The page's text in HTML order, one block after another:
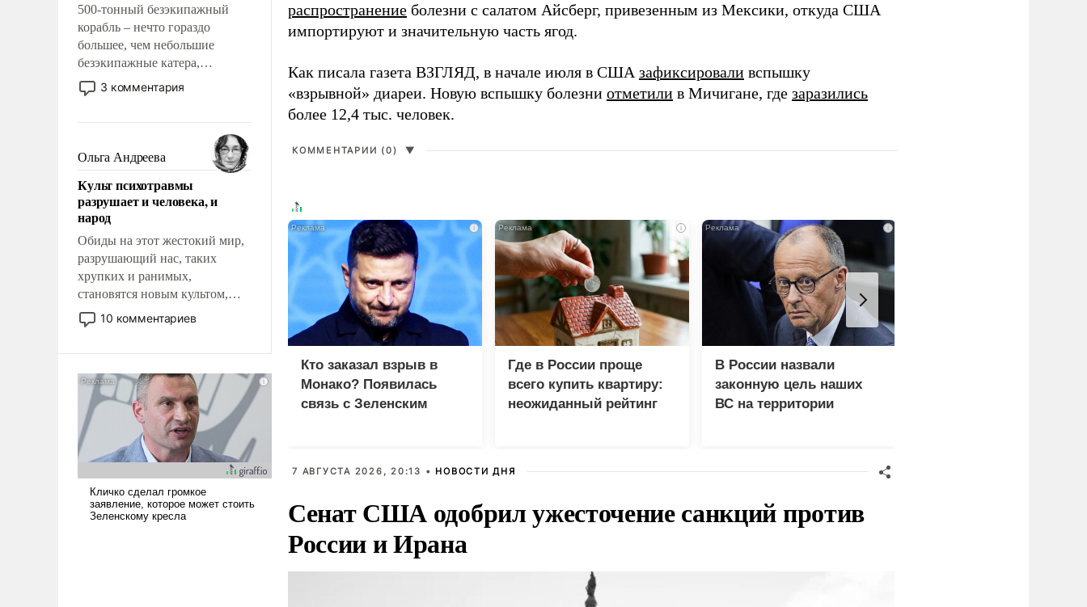
500-тонный безэкипажный
корабль – нечто гораздо
большее, чем небольшие
безэкипажные катера,
применение которых уже
стало обыденностью. Задача по
сложна и амбициозна. Однако
и ее реализация радикально
поднимет наши боевые
возможности.
3 комментария
Ольга Андреева
Культ психотравмы
разрушает и человека, и
народ
Обиды на этот жестокий мир,
разрушающий нас, таких
хрупких и ранимых,
становятся новым культом,
постепенно вытесняя и
отменяя традиционное
ударами судьбы, брать на себя
ответственность, помогать
слабым, идти вперед и
адаптироваться.
10 комментариев
распространение болезни с салатом Айсберг, привезенным из Мексики, откуда США
импортируют и значительную часть ягод.
Как писала газета ВЗГЛЯД, в начале июля в СШАзафиксировали вспышку
«взрывной» диареи. Новую вспышку болезни отметили в Мичигане, где заразились
более 12,4 тыс. человек.
КОММЕНТАРИИ (0) ▼
i
Кто заказал взрыв в
Монако? Появилась
связь с Зеленским
i
Где в России проще
всего купить квартиру:
неожиданный рейтинг
i
В России назвали
законную цель наших
ВС на территории
7 АВГУСТА 2026, 20:13 • НОВОСТИ ДНЯ
Сенат США одобрил ужесточение санкций против
России и Ирана